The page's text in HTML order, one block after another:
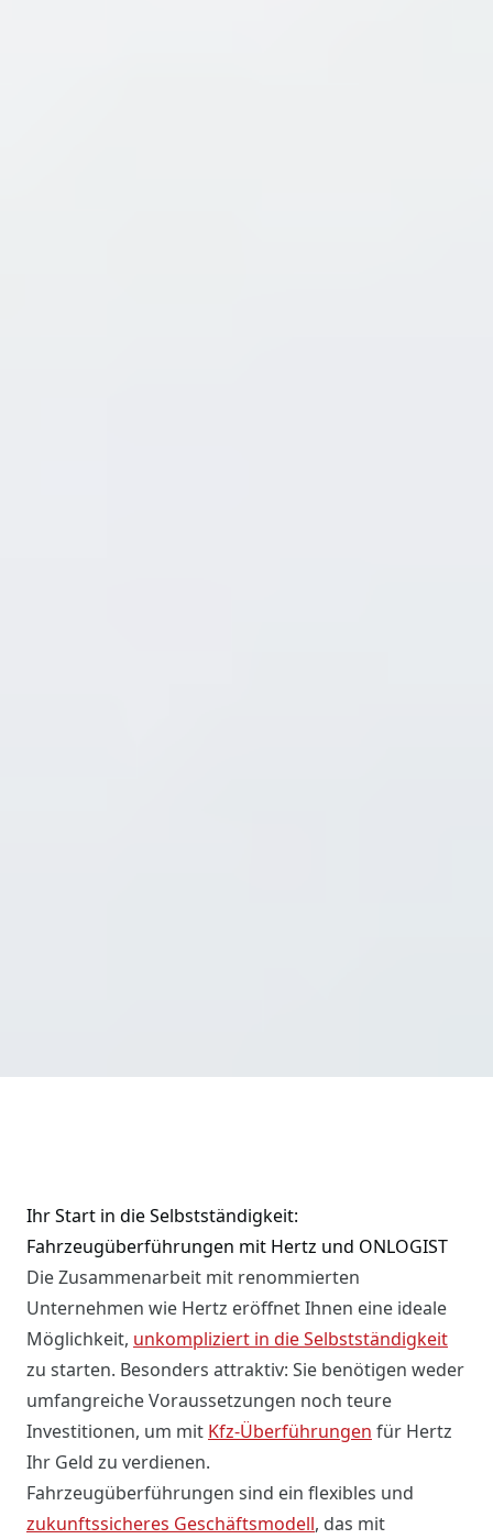
Ihr Start in die Selbstständigkeit:
Fahrzeugüberführungen mit Hertz und ONLOGIST
Die Zusammenarbeit mit renommierten
Unternehmen wie Hertz eröffnet Ihnen eine ideale
Möglichkeit, unkompliziert in die Selbstständigkeit
zu starten. Besonders attraktiv: Sie benötigen weder
umfangreiche Voraussetzungen noch teure
Investitionen, um mit Kfz-Überführungen für Hertz
Ihr Geld zu verdienen.
Fahrzeugüberführungen sind ein flexibles und
zukunftssicheres Geschäftsmodell, das mit